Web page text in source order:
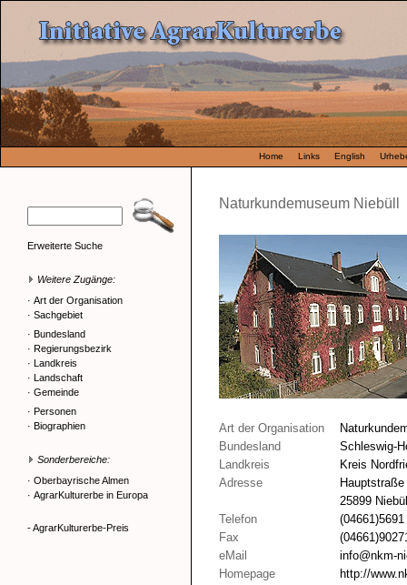
Home Links English
Erweiterte Suche
Weitere Zugänge:
· Art der Organisation
· Sachgebiet
· Bundesland
· Regierungsbezirk
· Landkreis
· Landschaft
· Gemeinde
· Personen
· Biographien
Sonderbereiche:
· Oberbayrische Almen
· AgrarKulturerbe in Europa
- AgrarKulturerbe-Preis
Naturkundemuseum Niebüll
Art der Organisation
Bundesland
Schleswig-
Landkreis
Kreis
Adresse
Hauptstraße
25899
Telefon
(04661)5691
Fax
eMail
info@nkm-
Homepage
http://